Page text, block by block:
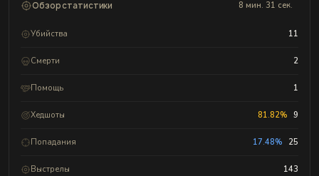
Обзор статистики 8 мин. 31 сек.
Убийства 11
Смерти 2
Помощь 1
Хедшоты 81.82% 9
Попадания 17.48% 25
Выстрелы 143